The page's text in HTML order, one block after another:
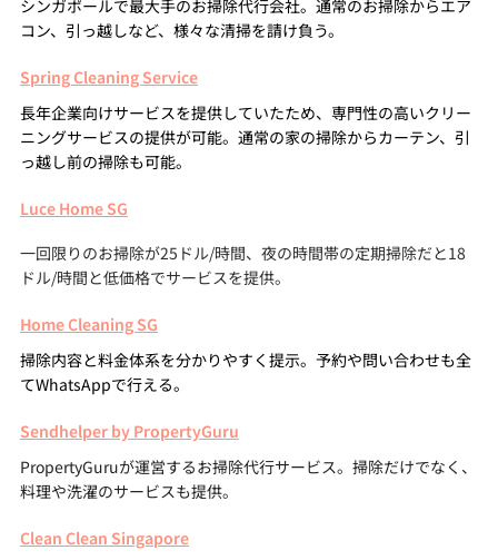
シンガポールで最大手のお掃除代行会社。通常のお掃除からエア
コン、引っ越しなど、様々な清掃を請け負う。
Spring Cleaning Service
長年企業向けサービスを提供していたため、専門性の高いクリー
ニングサービスの提供が可能。通常の家の掃除からカーテン、引
っ越し前の掃除も可能。
Luce Home SG
一回限りのお掃除が25ドル/時間、夜の時間帯の定期掃除だと18
ドル/時間と低価格でサービスを提供。
Home Cleaning SG
掃除内容と料金体系を分かりやすく提示。予約や問い合わせも全
てWhatsAppで行える。
Sendhelper by PropertyGuru
PropertyGuruが運営するお掃除代行サービス。掃除だけでなく、
料理や洗濯のサービスも提供。
Clean Clean Singapore